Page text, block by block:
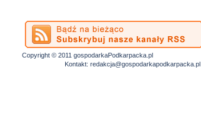
Copyright © 2011 gospodarkaPodkarpacka.pl
Kontakt: redakcja@gospodarkapodkarpacka.pl